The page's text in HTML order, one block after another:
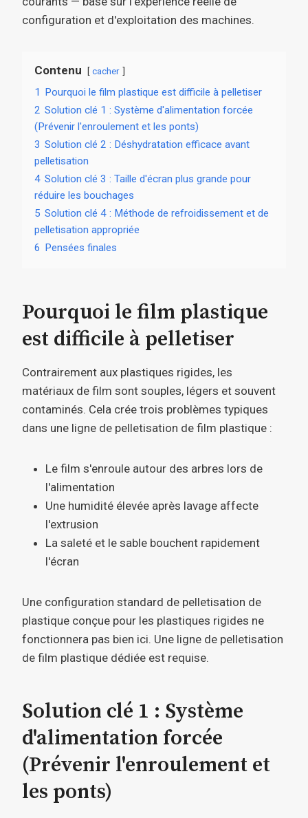
configuration et d'exploitation des machines.
Contenu cacher
1 Pourquoi le film plastique est difficile à pelletiser
2 Solution clé 1 : Système d'alimentation forcée
(Prévenir l'enroulement et les ponts)
3 Solution clé 2 : Déshydratation efficace avant
pelletisation
4 Solution clé 3 : Taille d'écran plus grande pour
réduire les bouchages
5 Solution clé 4 : Méthode de refroidissement et de
pelletisation appropriée
6 Pensées finales
Pourquoi le film plastique
est difficile à pelletiser
Contrairement aux plastiques rigides, les
matériaux de film sont souples, légers et souvent
contaminés. Cela crée trois problèmes typiques
dans une ligne de pelletisation de film plastique :
Le film s'enroule autour des arbres lors de
l'alimentation
Une humidité élevée après lavage affecte
l'extrusion
La saleté et le sable bouchent rapidement
l'écran
Une configuration standard de pelletisation de
plastique conçue pour les plastiques rigides ne
fonctionnera pas bien ici. Une ligne de pelletisation
de film plastique dédiée est requise.
Solution clé 1 : Système
d'alimentation forcée
(Prévenir l'enroulement et
les ponts)